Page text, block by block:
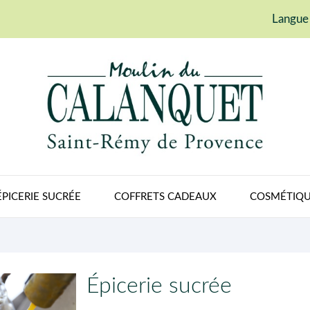
Langue
SUCRÉE COFFRETS CADEAUX
Épicerie sucrée